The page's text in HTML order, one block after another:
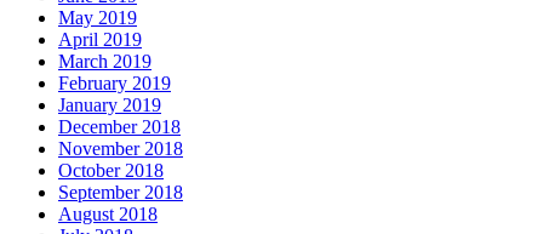
May 2019
April 2019
March 2019
February 2019
January 2019
December 2018
November 2018
October 2018
September 2018
August 2018